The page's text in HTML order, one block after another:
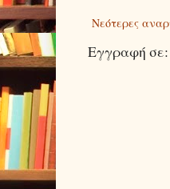
Νεότερες
Εγγραφή σε: